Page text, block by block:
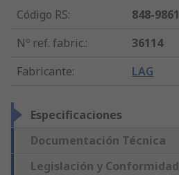
Código RS:
848-9861
Nº ref. fabric.:
36114
Fabricante: LAG
Especificaciones
Documentación Técnica
Legislación y Conformidad